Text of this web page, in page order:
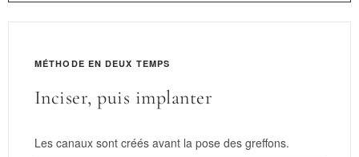
MÉTHODE EN DEUX TEMPS
Inciser, puis implanter
Les canaux sont créés avant la pose des greffons.